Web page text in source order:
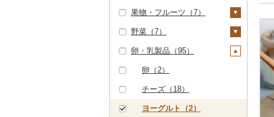
米（6）
精米（2）
無洗米（3）
玄米（1）
金芽米（0）
ゆめぴりか（0）
雑穀（0）
餅（3）
その他穀物加工品
パン（48）
果物・フルーツ（7）
ぶどう・マスカット
もも（0）
野菜（7）
いも（0）
トマト（0）
玉ねぎ（0）
ねぎ（3）
卵・乳製品（95）
卵（2）
チーズ（18）
ヨーグルト（2）